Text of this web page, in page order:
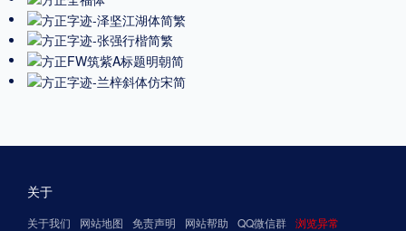
关于
关于我们 网站地图 免责声明 网站帮助 QQ微信群 浏览异常